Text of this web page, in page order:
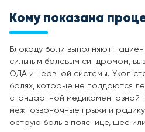
Кому показана
Блокаду боли выполняют
сильным болевым синдромом,
ОДА и нервной системы. Укол
болях, которые не поддаются
стандартной медикаментозной
межпозвоночные грыжи и
острую боль в пояснице, шее